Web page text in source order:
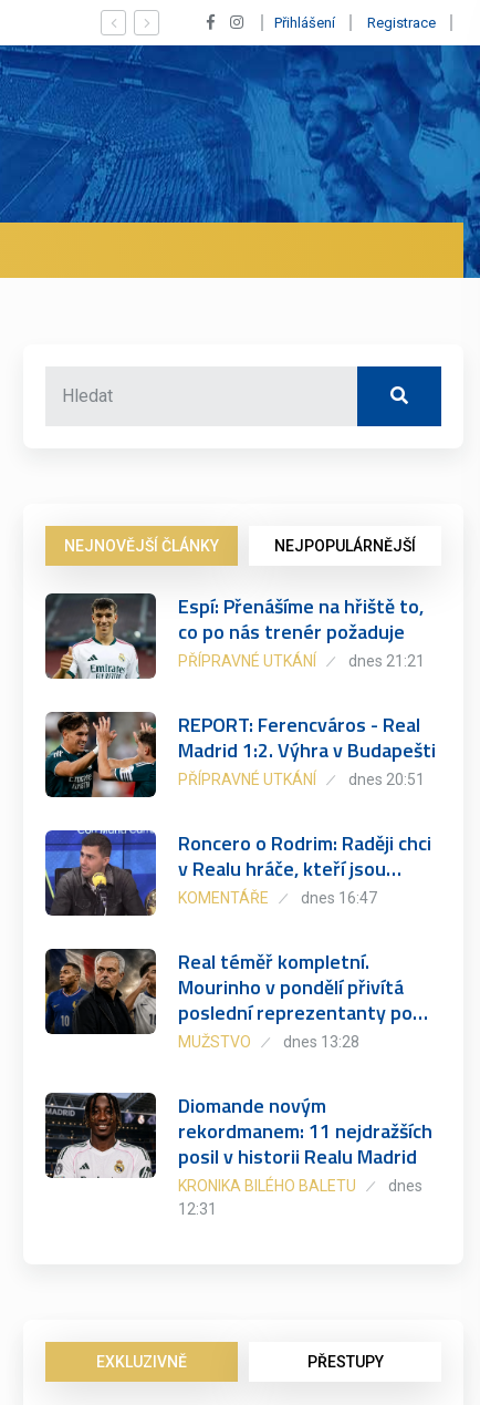
Vypískaný Vinícius! Blíží se jeho odchod z Realu a pustí
Přihlášení Registrace
NEJNOVĚJŠÍ ČLÁNKY NEJPOPULÁRNĚJŠÍ
Espí: Přenášíme na hřiště to,
co po nás trenér požaduje
PŘÍPRAVNÉ UTKÁNÍ dnes 21:21
REPORT: Ferencváros - Real
Madrid 1:2. Výhra v Budapešti
PŘÍPRAVNÉ UTKÁNÍ dnes 20:51
Roncero o Rodrim: Raději chci
v Realu hráče, kteří jsou…
KOMENTÁŘE dnes 16:47
Real téměř kompletní.
Mourinho v pondělí přivítá
poslední reprezentanty po…
MUŽSTVO dnes 13:28
Diomande novým
rekordmanem: 11 nejdražších
posil v historii Realu Madrid
KRONIKA BILÉHO BALETU
dnes
12:31
EXKLUZIVNĚ PŘESTUPY